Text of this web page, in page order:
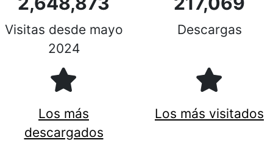
Visitas desde mayo
2024
Descargas
Los más
descargados
Los más visitados